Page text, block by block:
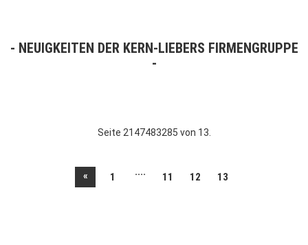
NEUIGKEITEN DER KERN-LIEBERS FIRMENGRUPPE
Seite 2147483285 von 13.
« 1 .... 11 12 13